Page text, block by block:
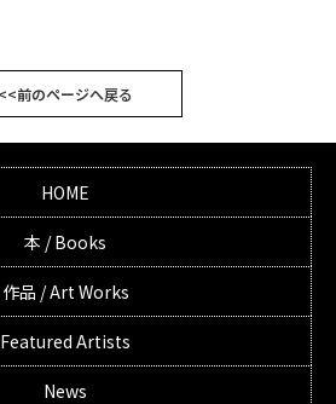
<<前のページへ戻る
HOME
本 / Books
作品 / Art Works
Featured Artists
News